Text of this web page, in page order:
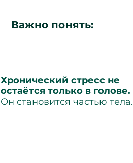
Важно понять:
Хронический стресс не
остаётся только в голове.
Он становится частью тела.